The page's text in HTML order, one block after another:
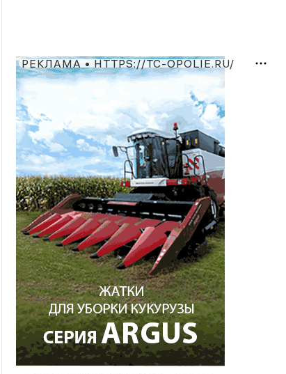
РЕКЛАМА • HTTPS://TC-OPOLIE.RU/